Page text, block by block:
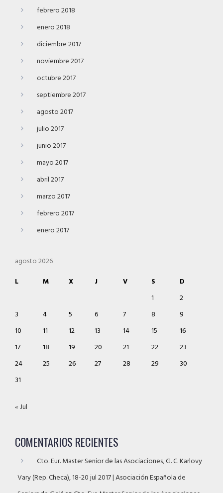
febrero 2018
enero 2018
diciembre 2017
noviembre 2017
octubre 2017
septiembre 2017
agosto 2017
julio 2017
junio 2017
mayo 2017
abril 2017
marzo 2017
febrero 2017
enero 2017
agosto 2026
L
M X J V S
D
1
2
3
4 5 6 7 8
9
10
11 12 13 14 15
16
17
18 19 20 21 22
23
24
25 26 27 28 29
30
31
« Jul
COMENTARIOS RECIENTES
Cto. Eur. Master Senior de las Asociaciones, G. C. Karlovy
Vary (Rep. Checa), 18-20 jul 2017 | Asociación Española de